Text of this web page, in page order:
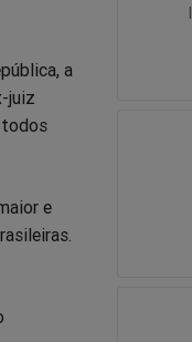
a
juiz
todos
e